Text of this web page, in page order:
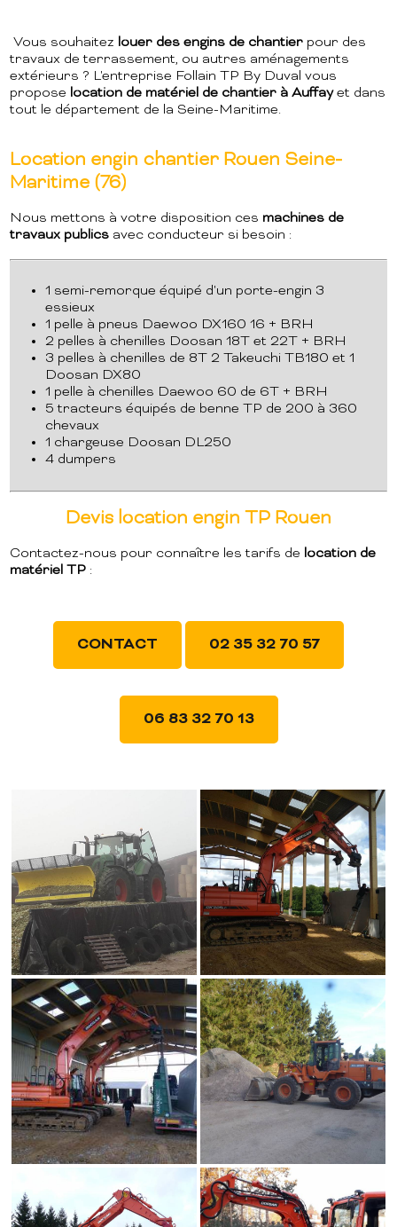
Vous souhaitez louer des engins de chantier pour des
travaux de terrassement, ou autres aménagements
extérieurs ? L'entreprise Follain TP By Duval vous
propose location de matériel de chantier à Auffayet dans
tout le département de la Seine-Maritime.
Location engin chantier Rouen Seine-
Maritime (76)
Nous mettons à votre disposition ces machines de
travaux publics avec conducteur si besoin :
1 semi-remorque équipé d'un porte-engin 3
essieux
1 pelle à pneus Daewoo DX160 16 + BRH
2 pelles à chenilles Doosan 18T et 22T + BRH
3 pelles à chenilles de 8T 2 Takeuchi TB180 et 1
Doosan DX80
1 pelle à chenilles Daewoo 60 de 6T + BRH
5 tracteurs équipés de benne TP de 200 à 360
chevaux
1 chargeuse Doosan DL250
4 dumpers
Devis location engin TP Rouen
Contactez-nous pour connaître les tarifs de location de
matériel TP :
CONTACT 02 35 32 70 57
06 83 32 70 13